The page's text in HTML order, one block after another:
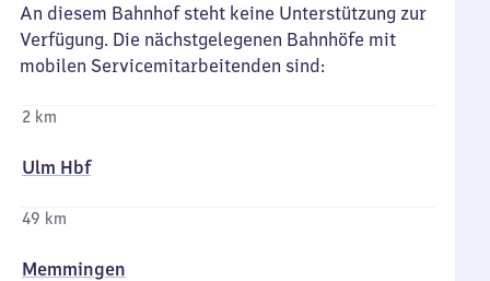
An diesem Bahnhof steht keine Unterstützung zur
Verfügung. Die nächstgelegenen Bahnhöfe mit
mobilen Servicemitarbeitenden sind:
2 km
Ulm Hbf
49 km
Memmingen